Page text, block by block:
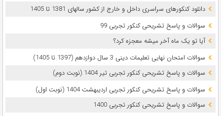
دانلود کنکورهای سراسری داخل و خارج از کشور سالهای 1381 تا 1405
سوالات و پاسخ تشریحی کنکور تجربی 99
آیا تو یک ماه آخر میشه معجزه کرد؟
سوالات امتحان نهایی تعلیمات دینی 3 سال دوازدهم (1397 تا 1405)
سوالات و پاسخ تشریحی کنکور تجربی تیر 1404 (نوبت دوم)
سوالات و پاسخ تشریحی کنکور تجربی اردیبهشت 1404 (نوبت اول)
سوالات و پاسخ تشریحی کنکور تجربی 1400